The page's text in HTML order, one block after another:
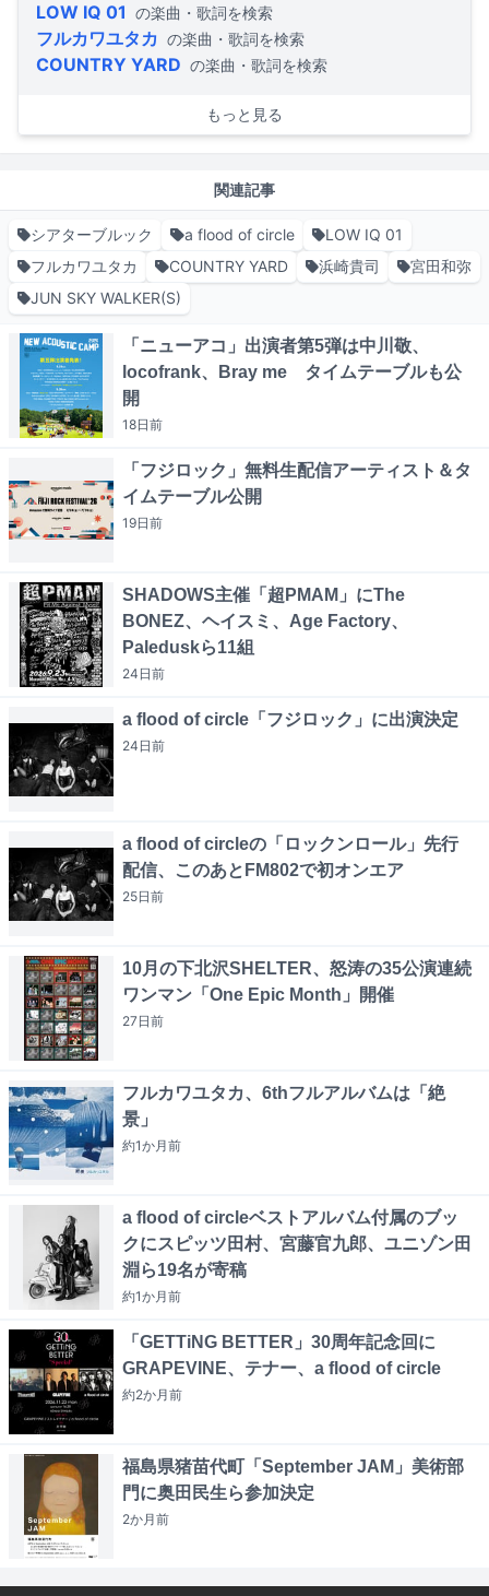
LOW IQ 01 の楽曲・歌詞を検索
フルカワユタカ の楽曲・歌詞を検索
COUNTRY YARD の楽曲・歌詞を検索
もっと見る
関連記事
シアターブルック a flood of circle
LOW IQ 01
フルカワユタカ
COUNTRY YARD 浜崎貴司
宮田和弥
JUN SKY WALKER(S)
「ニューアコ」出演者第5弾は中川敬、
locofrank、Bray me タイムテーブルも公
開
18日前
「フジロック」無料生配信アーティスト＆タ
イムテーブル公開
19日前
SHADOWS主催「超PMAM」にThe
BONEZ、ヘイスミ、Age Factory、
Paleduskら11組
24日前
a flood of circle「フジロック」に出演決定
24日前
a flood of circleの「ロックンロール」先行
配信、このあとFM802で初オンエア
25日前
10月の下北沢SHELTER、怒涛の35公演連続
ワンマン「One Epic Month」開催
27日前
フルカワユタカ、6thフルアルバムは「絶
景」
約1か月前
a flood of circleベストアルバム付属のブッ
クにスピッツ田村、宮藤官九郎、ユニゾン田
淵ら19名が寄稿
約1か月前
「GETTiNG BETTER」30周年記念回に
GRAPEVINE、テナー、a flood of circle
約2か月前
福島県猪苗代町「September JAM」美術部
門に奥田民生ら参加決定
2か月前